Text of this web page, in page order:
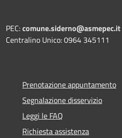
PEC:comune.siderno@asmepec.it
Centralino Unico: 0964 345111
Prenotazione appuntamento
Segnalazione disservizio
Leggi le FAQ
Richiesta assistenza